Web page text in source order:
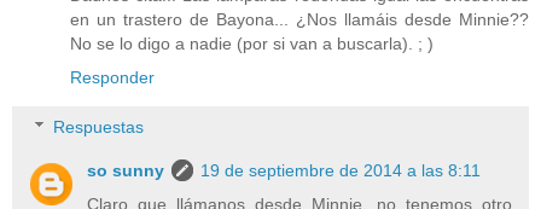
en un trastero de Bayona... ¿Nos llamáis desde Minnie??
No se lo digo a nadie (por si van a buscarla). ; )
Responder
Respuestas
so sunny
19 de septiembre de 2014 a las 8:11
Claro que llámanos desde Minnie, no tenemos otro